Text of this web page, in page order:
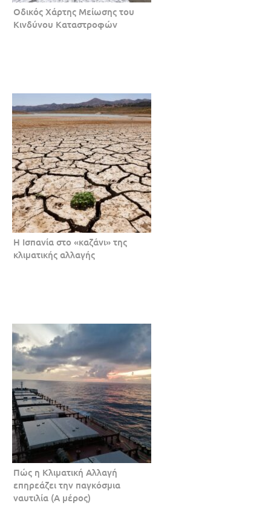
Οδικός Χάρτης Μείωσης του
Κινδύνου Καταστροφών
Η Ισπανία στο «καζάνι» της
κλιματικής αλλαγής
Πώς η Κλιματική Αλλαγή
επηρεάζει την παγκόσμια
ναυτιλία (Α μέρος)